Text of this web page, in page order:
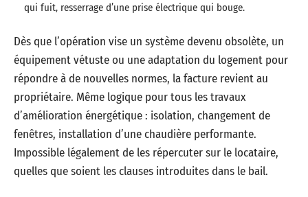
qui fuit, resserrage d’une prise électrique qui bouge.
Dès que l’opération vise un système devenu obsolète, un
équipement vétuste ou une adaptation du logement pour
répondre à de nouvelles normes, la facture revient au
propriétaire. Même logique pour tous les travaux
d’amélioration énergétique : isolation, changement de
fenêtres, installation d’une chaudière performante.
Impossible légalement de les répercuter sur le locataire,
quelles que soient les clauses introduites dans le bail.